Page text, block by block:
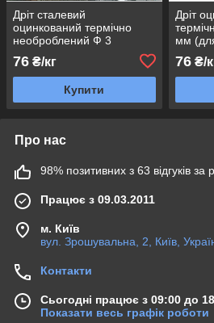
Дріт сталевий
оцинкований термічно
необроблений Ф 3
76 ₴/кг
Купити
Дріт
мм
76₴/
Про нас
98% позитивних з 63 відгуків за
Працює з 09.03.2011
м. Київ
вул. Зрошувальна, 2, Київ,
Контакти
Сьогодні працює з 09:00 до
Показати весь графік роботи